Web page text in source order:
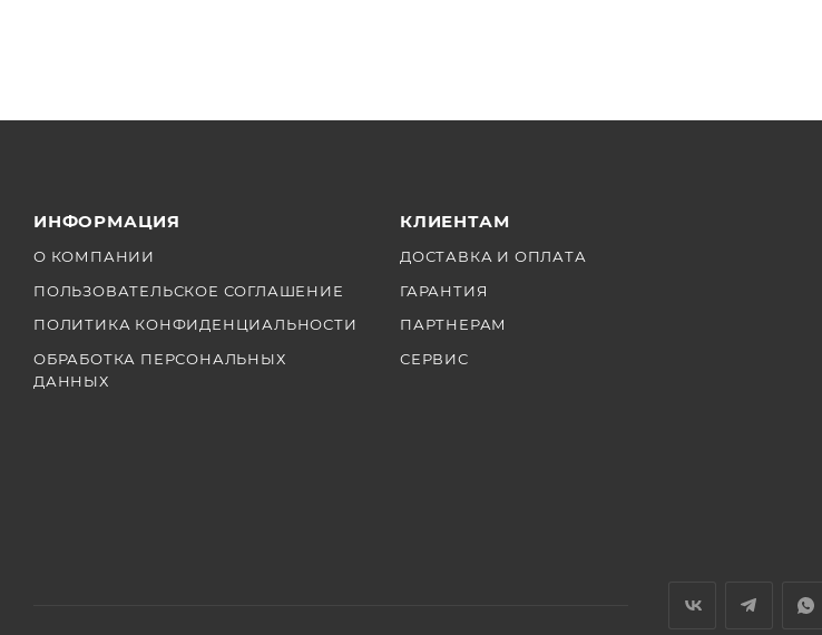
ИНФОРМАЦИЯ
О КОМПАНИИ
ПОЛЬЗОВАТЕЛЬСКОЕ СОГЛАШЕНИЕ
ПОЛИТИКА КОНФИДЕНЦИАЛЬНОСТИ
ОБРАБОТКА ПЕРСОНАЛЬНЫХ
ДАННЫХ
КЛИЕНТАМ
ДОСТАВКА И ОПЛАТА
ГАРАНТИЯ
ПАРТНЕРАМ
СЕРВИС